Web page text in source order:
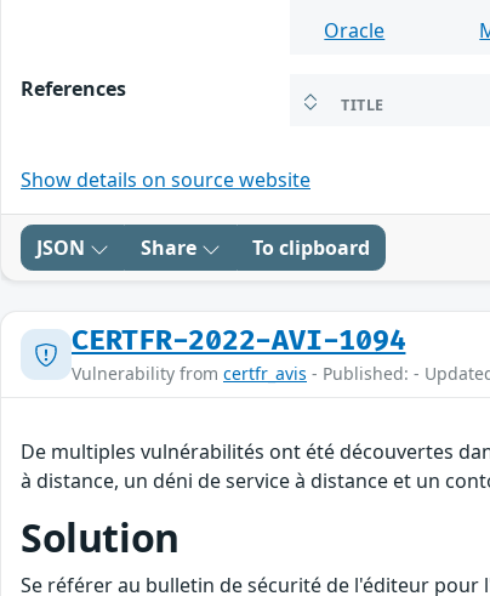
Oracle
References
TITLE
Show details on source website
JSON Share To clipboard
CERTFR-2022-AVI-1094
Vulnerability from certfr_avis - Published: -
De multiples vulnérabilités ont été découvertes
à distance, un déni de service à distance et un
Solution
Se référer au bulletin de sécurité de l'éditeur